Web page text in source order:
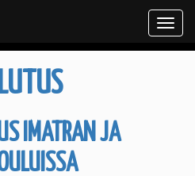
IMATRAN JA